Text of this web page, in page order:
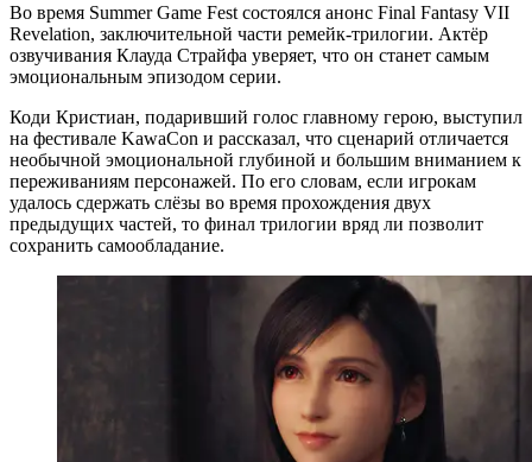
Во время Summer Game Fest состоялся анонс Final Fantasy VII
Revelation, заключительной части ремейк-трилогии. Актёр
озвучивания Клауда Страйфа уверяет, что он станет самым
эмоциональным эпизодом серии.
Коди Кристиан, подаривший голос главному герою, выступил
на фестивале KawaCon и рассказал, что сценарий отличается
необычной эмоциональной глубиной и большим вниманием к
переживаниям персонажей. По его словам, если игрокам
удалось сдержать слёзы во время прохождения двух
предыдущих частей, то финал трилогии вряд ли позволит
сохранить самообладание.